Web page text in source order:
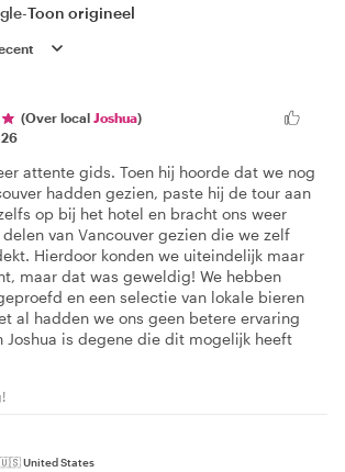
-Toon origineel
(Over local Joshua)
attente gids. Toen hij hoorde dat we nog
hadden gezien, paste hij de tour aan
op bij het hotel en bracht ons weer
van Vancouver gezien die we zelf
Hierdoor konden we uiteindelijk maar
maar dat was geweldig! We hebben
en een selectie van lokale bieren
al hadden we ons geen betere ervaring
Joshua is degene die dit mogelijk heeft
🇺🇸United States